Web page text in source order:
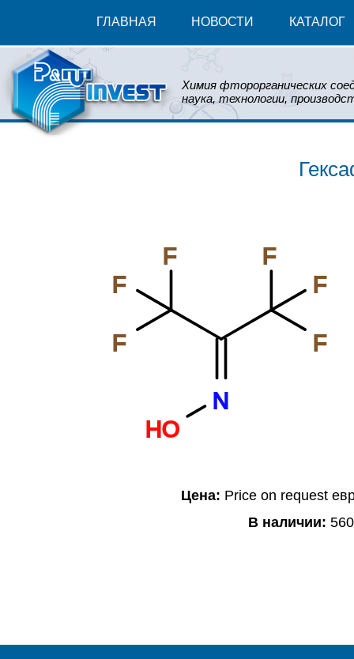
ГЛАВНАЯ НОВОСТИ КАТАЛОГ
Химия фторорганических
наука, технологии,
N
HO
F
F
F
F
F
F
Цена: Price on request
В наличии: